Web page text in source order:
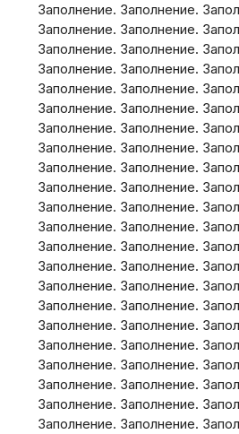
Заполнение. Заполнение.
Заполнение. Заполнение.
Заполнение. Заполнение.
Заполнение. Заполнение.
Заполнение. Заполнение.
Заполнение. Заполнение.
Заполнение. Заполнение.
Заполнение. Заполнение.
Заполнение. Заполнение.
Заполнение. Заполнение.
Заполнение. Заполнение.
Заполнение. Заполнение.
Заполнение. Заполнение.
Заполнение. Заполнение.
Заполнение. Заполнение.
Заполнение. Заполнение.
Заполнение. Заполнение.
Заполнение. Заполнение.
Заполнение. Заполнение.
Заполнение. Заполнение.
Заполнение. Заполнение.
Заполнение. Заполнение.